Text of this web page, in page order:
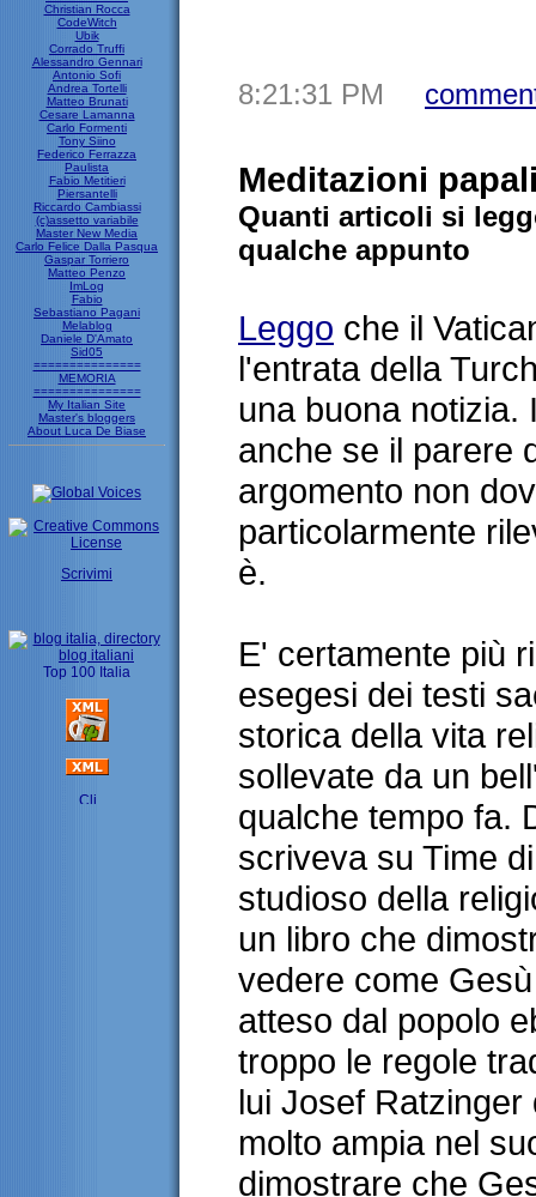
Christian Rocca
CodeWitch
Ubik
Corrado Truffi
Alessandro Gennari
Antonio Sofi
Andrea Tortelli
Matteo Brunati
Cesare Lamanna
Carlo Formenti
Tony Siino
Federico Ferrazza
Paulista
Fabio Metitieri
Piersantelli
Riccardo Cambiassi
(c)assetto variabile
Master New Media
Carlo Felice Dalla Pasqua
Gaspar Torriero
Matteo Penzo
ImLog
Fabio
Sebastiano Pagani
Melablog
Daniele D'Amato
Sid05
===============
MEMORIA
===============
My Italian Site
Master's bloggers
About Luca De Biase
Scrivimi
8:21:31 PM
Meditazioni
Quanti articoli si
qualche appunto
Leggo che il
l'entrata della
una buona notizia.
anche se il parere
argomento non
particolarmente
è.
E' certamente più
esegesi dei testi
storica della vita
sollevate da un
qualche tempo fa.
scriveva su Time
studioso della
un libro che
vedere come
atteso dal popolo
troppo le regole
lui Josef
molto ampia nel
dimostrare che